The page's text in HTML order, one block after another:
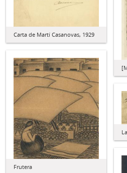
Carta de Martí Casanovas, 1929
Frutera